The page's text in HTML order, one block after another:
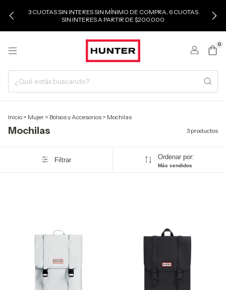
3 CUOTAS SIN INTERES SIN MÍNIMO DE COMPRA, 6 CUOTAS
SIN INTERES A PARTIR DE $200.000
0
Inicio > Mujer > Bolsos y Accesorios > Mochilas
Mochilas 3 productos
Filtrar Ordenar por:
Más vendidos